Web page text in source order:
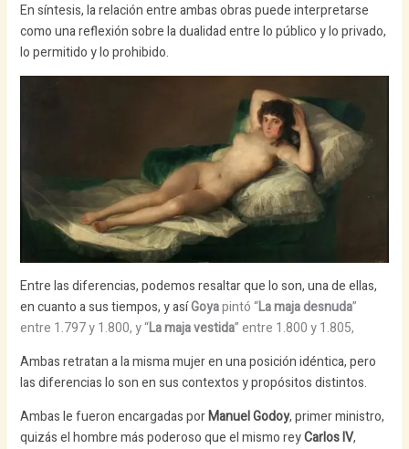
En síntesis, la relación entre ambas obras puede interpretarse
como una reflexión sobre la dualidad entre lo público y lo privado,
lo permitido y lo prohibido.
Entre las diferencias, podemos resaltar que lo son, una de ellas,
en cuanto a sus tiempos, y asíGoyapintó “La maja desnuda”
entre 1.797 y 1.800, y “La maja vestida” entre 1.800 y 1.805,
Ambas retratan a la misma mujer en una posición idéntica, pero
las diferencias lo son en sus contextos y propósitos distintos.
Ambas le fueron encargadas porManuel Godoy, primer ministro,
quizás el hombre más poderoso que el mismo reyCarlos IV,